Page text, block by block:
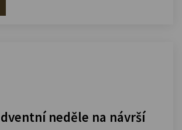
neděle na návrší